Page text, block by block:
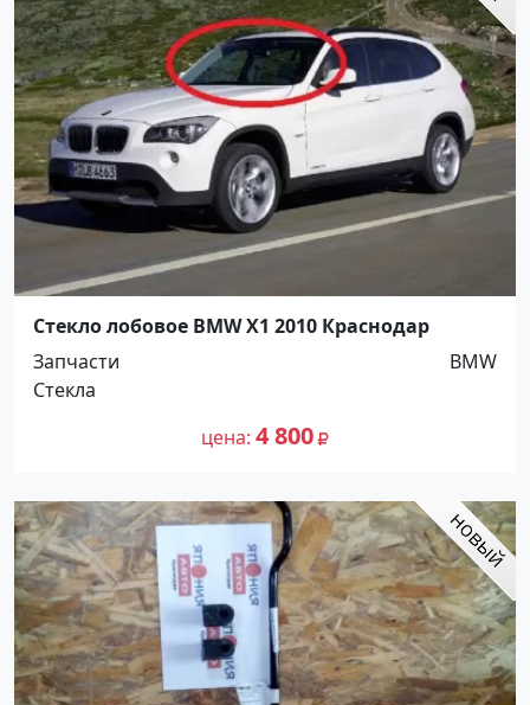
Стекло лобовое BMW X1 2010 Краснодар
Запчасти
BMW
Стекла
цена 4 800